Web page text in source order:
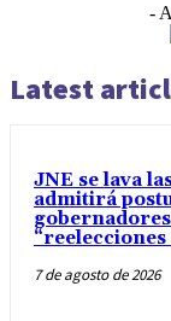
-
Latest
JNE se lava
admitirá
7 de agosto de 2026